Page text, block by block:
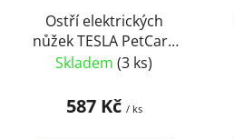
Ostří elektrických
nůžek TESLA PetCare
Station Pro TQ500
Skladem (3 ks)
587 Kč / ks